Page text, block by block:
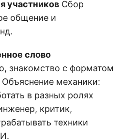
участников Сбор
общение и
слово
знакомство с форматом
механики:
в разных ролях
критик,
техники